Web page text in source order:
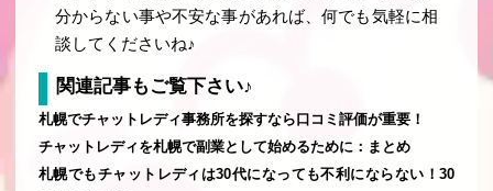
分からない事や不安な事があれば、何でも気軽に相
談してくださいね♪
関連記事もご覧下さい♪
札幌でチャットレディ事務所を探すなら口コミ評価が重要！
チャットレディを札幌で副業として始めるために：まとめ
札幌でもチャットレディは30代になっても不利にならない！30